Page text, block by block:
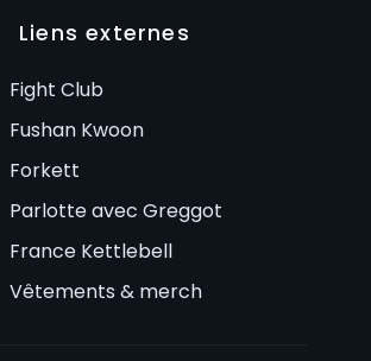
Liens externes
Fight Club
Fushan Kwoon
Forkett
Parlotte avec Greggot
France Kettlebell
Vêtements & merch